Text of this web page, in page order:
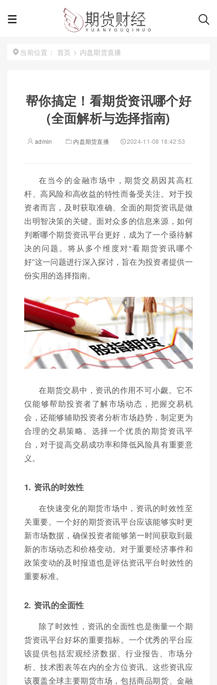
当前位置： 首页 > 内盘期货直播
帮你搞定！看期货资讯哪个好
(全面解析与选择指南)
admin 内盘期货直播 2024-11-08 18:42:53
在当今的金融市场中，期货交易因其高杠
杆、高风险和高收益的特性而备受关注。对于投
资者而言，及时获取准确、全面的期货资讯是做
出明智决策的关键。面对众多的信息来源，如何
判断哪个期货资讯平台更好，成为了一个亟待解
决的问题。将从多个维度对“看期货资讯哪个
好”这一问题进行深入探讨，旨在为投资者提供一
份实用的选择指南。
在期货交易中，资讯的作用不可小觑。它不
仅能够帮助投资者了解市场动态，把握交易机
会，还能够辅助投资者分析市场趋势，制定更为
合理的交易策略。选择一个优质的期货资讯平
台，对于提高交易成功率和降低风险具有重要意
义。
1. 资讯的时效性
在快速变化的期货市场中，资讯的时效性至
关重要。一个好的期货资讯平台应该能够实时更
新市场数据，确保投资者能够第一时间获取到最
新的市场动态和价格变动。对于重要经济事件和
政策变动的及时报道也是评估资讯平台时效性的
重要标准。
2. 资讯的全面性
除了时效性，资讯的全面性也是衡量一个期
货资讯平台好坏的重要指标。一个优秀的平台应
该提供包括宏观经济数据、行业报告、市场分
析、技术图表等在内的全方位资讯。这些资讯应
该覆盖全球主要期货市场，包括商品期货、金融